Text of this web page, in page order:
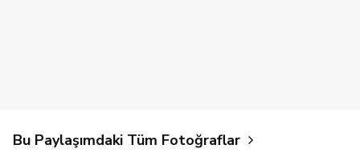
Bu Paylaşımdaki Tüm Fotoğraflar